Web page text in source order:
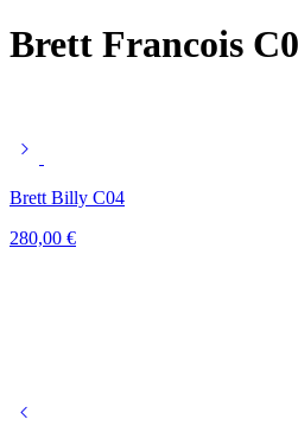
Brett Francois
Brett Billy C04
280,00 €